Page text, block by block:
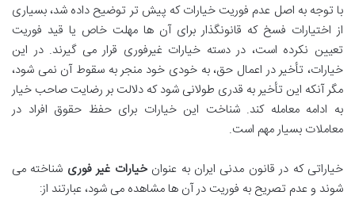
با توجه به اصل عدم فوریت خیارات که پیش تر توضیح داده شد، بسیاری
از اختیارات فسخ که قانونگذار برای آن ها مهلت خاص یا قید فوریت
تعیین نکرده است، در دسته خیارات غیرفوری قرار می گیرند. در این
خیارات، تأخیر در اعمال حق، به خودی خود منجر به سقوط آن نمی شود،
مگر آنکه این تأخیر به قدری طولانی شود که دلالت بر رضایت صاحب خیار
به ادامه معامله کند. شناخت این خیارات برای حفظ حقوق افراد در
معاملات بسیار مهم است.
خیاراتی که در قانون مدنی ایران به عنوانخیارات غیر فوری شناخته می
شوند و عدم تصریح به فوریت در آن ها مشاهده می شود، عبارتند از: